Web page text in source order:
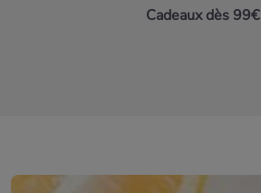
Cadeaux dès 99€